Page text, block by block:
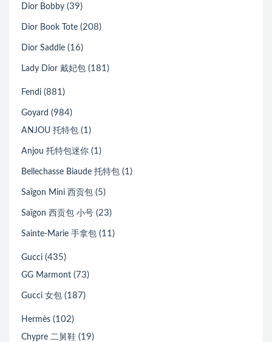
Dior Bobby (39)
Dior Book Tote (208)
Dior Saddle (16)
Lady Dior 戴妃包 (181)
Fendi (881)
Goyard (984)
ANJOU 托特包 (1)
Anjou 托特包迷你 (1)
Bellechasse Biaude 托特包 (1)
Saïgon Mini 西贡包 (5)
Saïgon 西贡包 小号 (23)
Sainte-Marie 手拿包 (11)
Gucci (435)
GG Marmont (73)
Gucci 女包 (187)
Hermès (102)
Chypre 二舅鞋 (19)